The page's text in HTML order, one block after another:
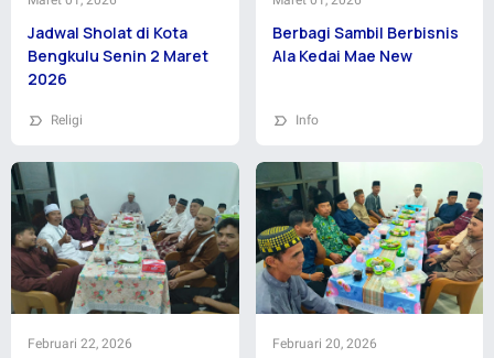
Jadwal Sholat di Kota
Bengkulu Senin 2 Maret
2026
Religi
Berbagi Sambil Berbisnis
Ala Kedai Mae New
Info
Februari 22, 2026 Februari 20, 2026